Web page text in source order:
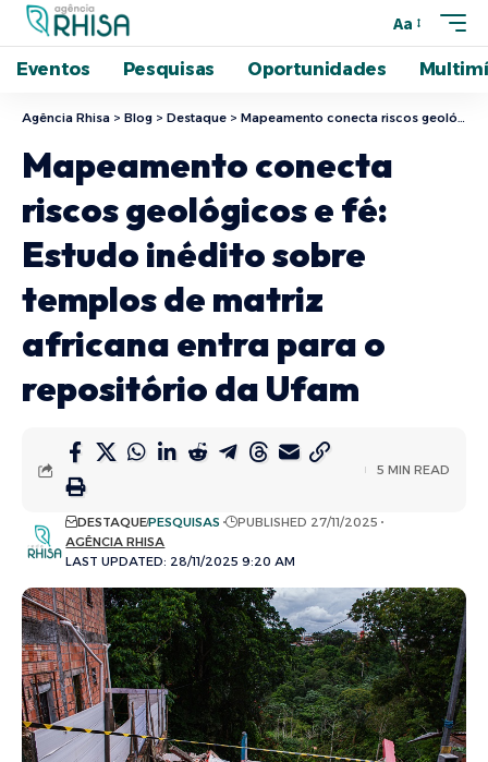
Aa
Eventos Pesquisas Oportunidades
Agência Rhisa > Blog > Destaque > Mapeamento conecta riscos geológicos e fé: Estudo inédito sobre templos de matriz africana entra para o repositório da Ufam
Mapeamento conecta
riscos geológicos e fé:
Estudo inédito sobre
templos de matriz
africana entra para o
repositório da Ufam
LAST UPDATED: 28/11/2025 9:20 AM
DESTAQUEPESQUISAS
PUBLISHED 27/11/2025
AGÊNCIA RHISA
5 MIN READ